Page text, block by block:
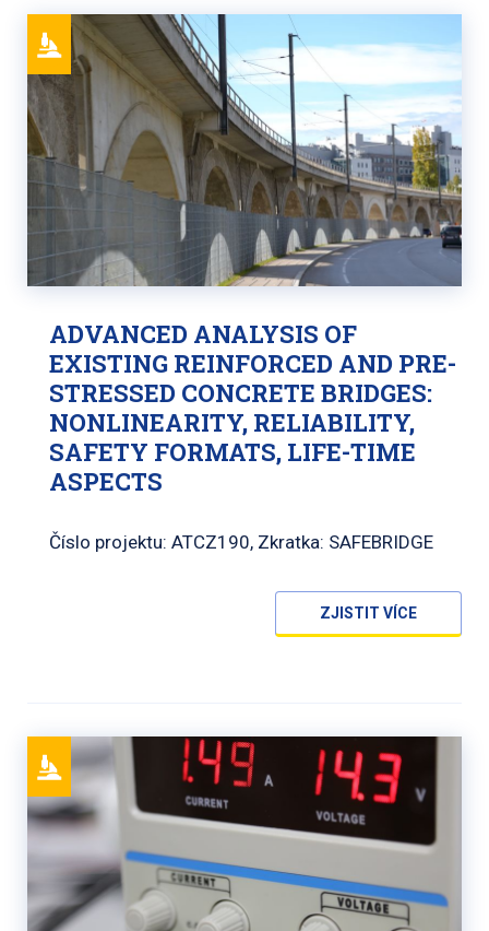
ADVANCED ANALYSIS OF
EXISTING REINFORCED AND PRE-
STRESSED CONCRETE BRIDGES:
NONLINEARITY, RELIABILITY,
SAFETY FORMATS, LIFE-TIME
ASPECTS
Číslo projektu: ATCZ190, Zkratka: SAFEBRIDGE
ZJISTIT VÍCE